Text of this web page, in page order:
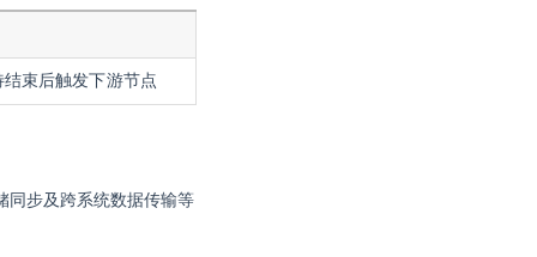
束后触发下游节点
同步及跨系统数据传输等